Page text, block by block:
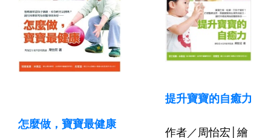
怎麼做，寶寶最健康
提升寶寶的自癒力
作者／周怡宏│繪